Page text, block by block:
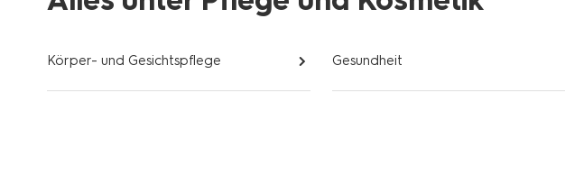
Körper- und Gesichtspflege Gesundheit